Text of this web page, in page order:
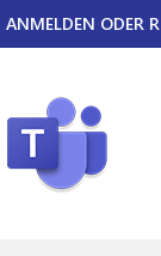
ANMELDEN ODER